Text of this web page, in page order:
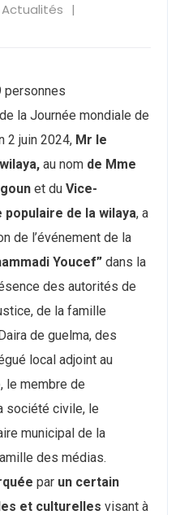
Actualités
la Journée mondiale de
2 juin 2024, Mr le
au nom de Mme
et du Vice-
populaire de la wilaya, a
de l’événement de la
Youcef” dans la
des autorités de
de la famille
de guelma, des
local adjoint au
le membre de
société civile, le
municipal de la
des médias.
par un certain
et culturelles visant à